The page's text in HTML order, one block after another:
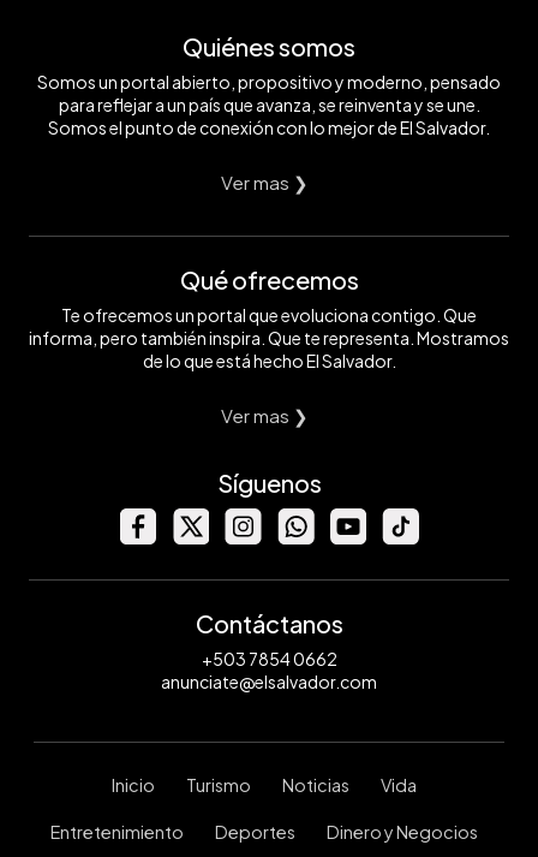
Quiénes somos
Somos un portal abierto, propositivo y moderno, pensado
para reflejar a un país que avanza, se reinventa y se une.
Somos el punto de conexión con lo mejor de El Salvador.
Ver mas ❯
Qué ofrecemos
Te ofrecemos un portal que evoluciona contigo. Que
informa, pero también inspira. Que te representa. Mostramos
de lo que está hecho El Salvador.
Ver mas ❯
Síguenos
Contáctanos
+503 7854 0662
anunciate@elsalvador.com
Inicio Turismo Noticias Vida
Entretenimiento Deportes Dinero y Negocios